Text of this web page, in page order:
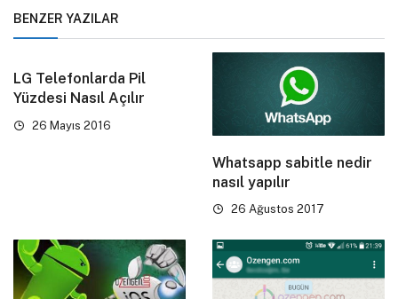
BENZER YAZILAR
LG Telefonlarda Pil
Yüzdesi Nasıl Açılır
26 Mayıs 2016
Whatsapp sabitle nedir
nasıl yapılır
26 Ağustos 2017